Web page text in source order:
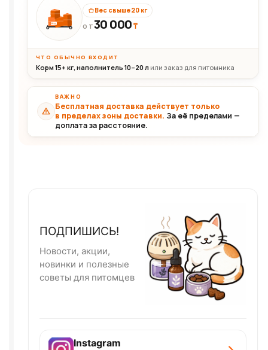
30+кг
Вес свыше 20 кг
ОТ30 000₸
ЧТО ОБЫЧНО ВХОДИТ
Корм 15+ кг, наполнитель 10–20 л или заказ для питомника
ВАЖНО
Бесплатная доставка действует только
в пределах зоны доставки. За её пределами —
доплата за расстояние.
ПОДПИШИСЬ!
Новости, акции,
новинки и полезные
советы для питомцев
Instagram